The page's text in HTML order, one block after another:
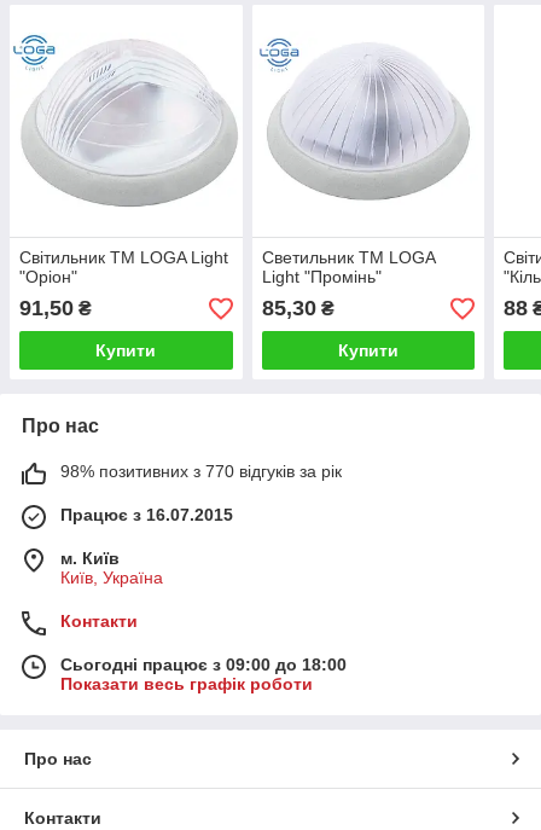
Світильник ТМ LOGA Light
"Оріон"
91,50 ₴
Купити
Светильник ТМ LOGA
Light "Промінь"
85,30₴
Купити
88
Про нас
98% позитивних з 770 відгуків за рік
Працює з 16.07.2015
м. Київ
Київ, Україна
Контакти
Сьогодні працює з 09:00 до 18:00
Показати весь графік роботи
Про нас
Контакти